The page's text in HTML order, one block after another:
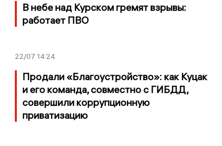
В небе над Курском гремят взрывы:
работает ПВО
22/07 14:24
Продали «Благоустройство»: как Куцак
и его команда, совместно с ГИБДД,
совершили коррупционную
приватизацию